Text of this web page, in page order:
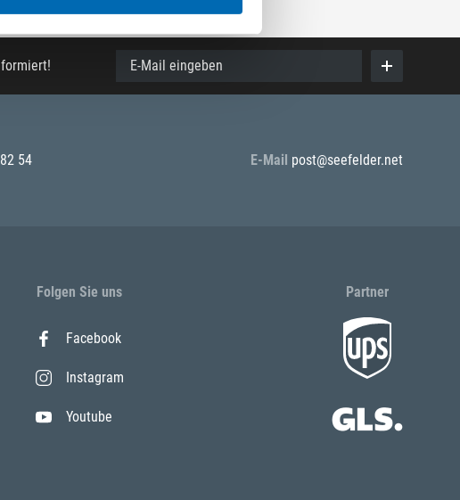
E-Mail eingeben
54 E-Mail post@seefelder.net
Folgen Sie uns
Facebook
Instagram
Youtube
Partner